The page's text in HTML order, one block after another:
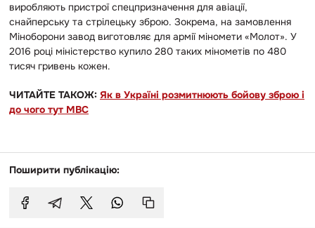
виробляють пристрої спецпризначення для авіації,
снайперську та стрілецьку зброю. Зокрема, на замовлення
Міноборони завод виготовляє для армії міномети «Молот». У
2016 році міністерство купило 280 таких мінометів по 480
тисяч гривень кожен.
ЧИТАЙТЕ ТАКОЖ: Як в Україні розмитнюють бойову зброю і
до чого тут МВС
Поширити публікацію: